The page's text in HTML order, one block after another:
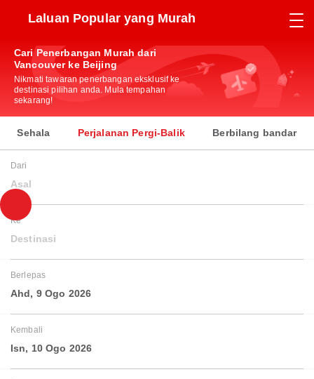
Laluan Popular yang Murah
Cari Penerbangan Murah dari
Vancouver ke Beijing
Nikmati tawaran penerbangan eksklusif ke
destinasi pilihan anda. Mula tempahan
sekarang!
Sehala Perjalanan Pergi-Balik Berbilang bandar
Dari
Asal
Ke
Destinasi
Berlepas
Ahd, 9 Ogo 2026
Kembali
Isn, 10 Ogo 2026